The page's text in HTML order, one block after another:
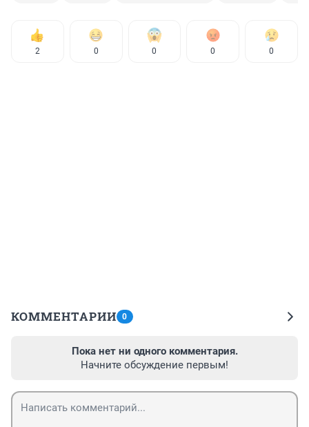
2 0 0 0 0
КОММЕНТАРИИ 0
Пока нет ни одного комментария.
Начните обсуждение первым!